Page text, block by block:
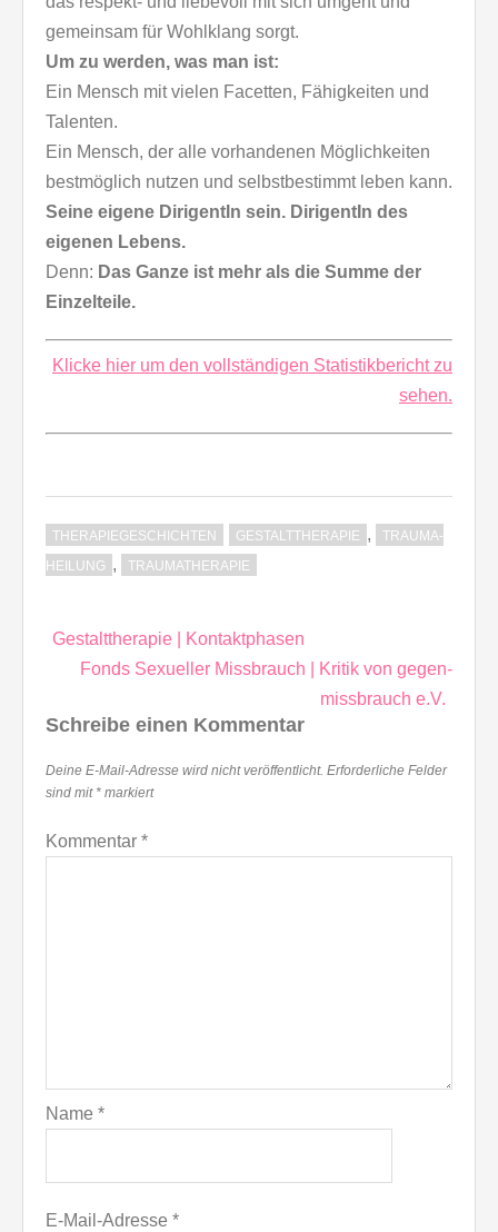
gemeinsam für Wohlklang sorgt.
Um zu werden, was man ist:
Ein Mensch mit vielen Facetten, Fähigkeiten und
Talenten.
Ein Mensch, der alle vorhandenen Möglichkeiten
bestmöglich nutzen und selbstbestimmt leben kann.
Seine eigene DirigentIn sein. DirigentIn des
eigenen Lebens.
Denn: Das Ganze ist mehr als die Summe der
Einzelteile.
Klicke hier um den vollständigen Statistikbericht zu
sehen.
THERAPIEGESCHICHTEN GESTALTTHERAPIE ,
TRAUMA-
HEILUNG , TRAUMATHERAPIE
Beitragsnavigation
Gestalttherapie | Kontaktphasen
Fonds Sexueller Missbrauch | Kritik von gegen-
missbrauch e.V.
Schreibe einen Kommentar
Deine E-Mail-Adresse wird nicht veröffentlicht. Erforderliche Felder
sind mit * markiert
Kommentar *
Name *
E-Mail-Adresse *